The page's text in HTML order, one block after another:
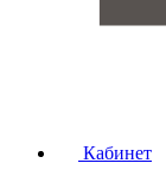
Кабинет